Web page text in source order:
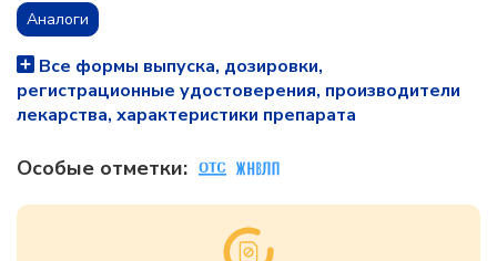
Аналоги
Все формы выпуска, дозировки,
регистрационные удостоверения, производители
лекарства, характеристики препарата
Особые отметки: